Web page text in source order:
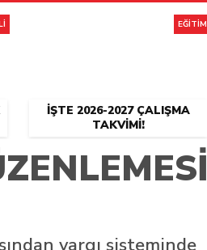
İŞTE 2026-2027 ÇALIŞMA
TAKVIMI!
EĞİTİM
yargı sisteminde